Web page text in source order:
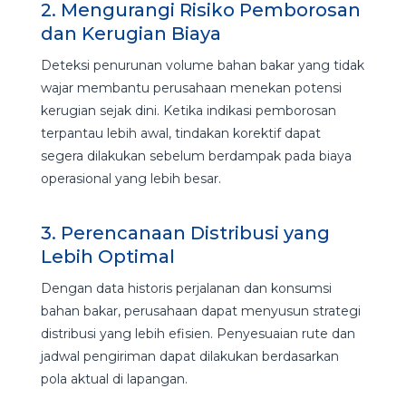
2. Mengurangi Risiko Pemborosan
dan Kerugian Biaya
Deteksi penurunan volume bahan bakar yang tidak
wajar membantu perusahaan menekan potensi
kerugian sejak dini. Ketika indikasi pemborosan
terpantau lebih awal, tindakan korektif dapat
segera dilakukan sebelum berdampak pada biaya
operasional yang lebih besar.
3. Perencanaan Distribusi yang
Lebih Optimal
Dengan data historis perjalanan dan konsumsi
bahan bakar, perusahaan dapat menyusun strategi
distribusi yang lebih efisien. Penyesuaian rute dan
jadwal pengiriman dapat dilakukan berdasarkan
pola aktual di lapangan.